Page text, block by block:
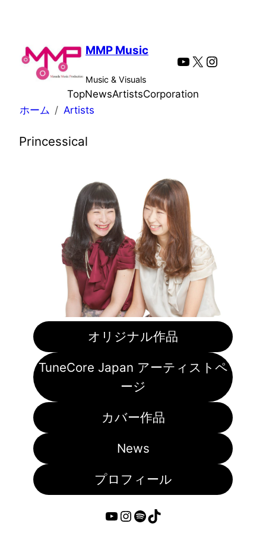
MMP Music
Music & Visuals
YouTube
X
TopNewsArtistsCorporation
ホーム
Artists
Princessical
オリジナル作品
TuneCore Japan アーティストペ
ージ
カバー作品
News
プロフィール
YouTube Instagram Spotify TikTok